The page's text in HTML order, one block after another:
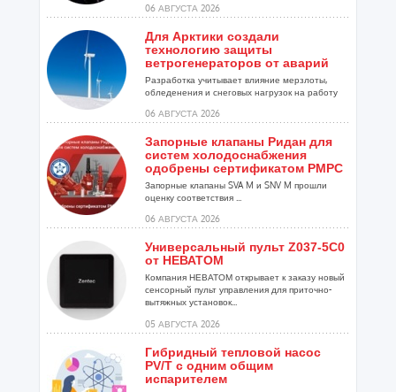
06 АВГУСТА 2026
Для Арктики создали
технологию защиты
ветрогенераторов от аварий
Разработка учитывает влияние мерзлоты,
обледенения и снеговых нагрузок на работу
06 АВГУСТА 2026
Запорные клапаны Ридан для
систем холодоснабжения
одобрены сертификатом РМРС
Запорные клапаны SVA M и SNV M прошли
оценку соответствия ...
06 АВГУСТА 2026
Универсальный пульт Z037-5C0
от НЕВАТОМ
Компания НЕВАТОМ открывает к заказу новый
сенсорный пульт управления для приточно-
вытяжных установок...
05 АВГУСТА 2026
Гибридный тепловой насос
PV/T с одним общим
испарителем